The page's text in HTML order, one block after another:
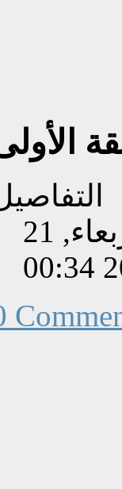
تم إنشاءه بتاريخ الأربعاء, 21